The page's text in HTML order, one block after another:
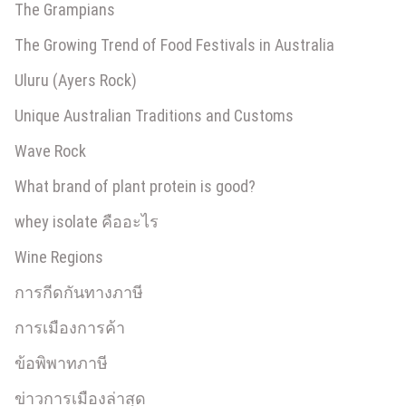
The Grampians
The Growing Trend of Food Festivals in Australia
Uluru (Ayers Rock)
Unique Australian Traditions and Customs
Wave Rock
What brand of plant protein is good?
whey isolate คืออะไร
Wine Regions
การกีดกันทางภาษี
การเมืองการค้า
ข้อพิพาทภาษี
ข่าวการเมืองล่าสุด